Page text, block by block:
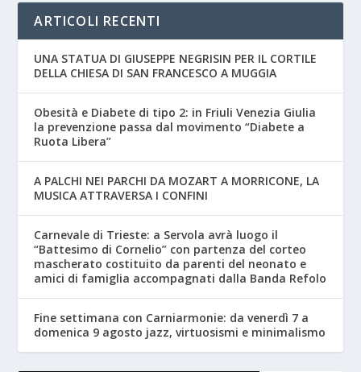
ARTICOLI RECENTI
UNA STATUA DI GIUSEPPE NEGRISIN PER IL CORTILE
DELLA CHIESA DI SAN FRANCESCO A MUGGIA
Obesità e Diabete di tipo 2: in Friuli Venezia Giulia
la prevenzione passa dal movimento “Diabete a
Ruota Libera”
A PALCHI NEI PARCHI DA MOZART A MORRICONE, LA
MUSICA ATTRAVERSA I CONFINI
Carnevale di Trieste: a Servola avrà luogo il
“Battesimo di Cornelio” con partenza del corteo
mascherato costituito da parenti del neonato e
amici di famiglia accompagnati dalla Banda Refolo
Fine settimana con Carniarmonie: da venerdì 7 a
domenica 9 agosto jazz, virtuosismi e minimalismo